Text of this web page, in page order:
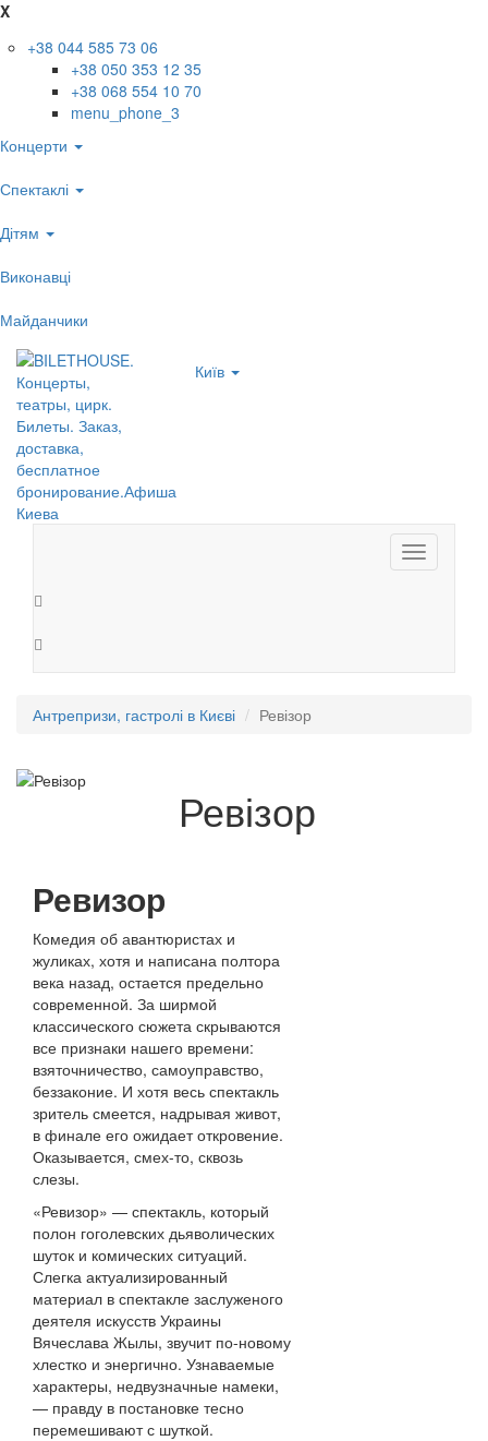
X
+38 044 585 73 06
+38 050 353 12 35
+38 068 554 10 70
menu_phone_3
Концерти
Спектаклі
Дітям
Виконавці
Майданчики
Київ
Toggle
navigation
Антрепризи, гастролі в Києві Ревізор
Ревізор
Ревизор
Комедия об авантюристах и
жуликах, хотя и написана полтора
века назад, остается предельно
современной. За ширмой
классического сюжета скрываются
все признаки нашего времени:
взяточничество, самоуправство,
беззаконие. И хотя весь спектакль
зритель смеется, надрывая живот,
в финале его ожидает откровение.
Оказывается, смех-то, сквозь
слезы.
«Ревизор» — спектакль, который
полон гоголевских дьяволических
шуток и комических ситуаций.
Слегка актуализированный
материал в спектакле заслуженого
деятеля искусств Украины
Вячеслава Жылы, звучит по-новому
хлестко и энергично. Узнаваемые
характеры, недвузначные намеки,
— правду в постановке тесно
перемешивают с шуткой.